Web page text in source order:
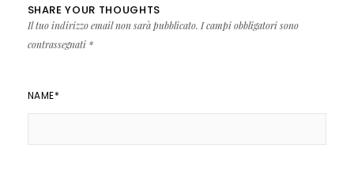
SHARE YOUR THOUGHTS
Il tuo indirizzo email non sarà pubblicato. I campi obbligatori sono
contrassegnati *
NAME*